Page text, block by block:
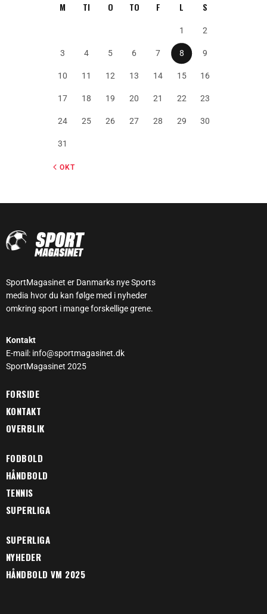
M TI O TO F L S
1 2
3 4 5 6 7 8 9
10 11 12 13 14 15 16
17 18 19 20 21 22 23
24 25 26 27 28 29 30
31
« OKT
SportMagasinet er Danmarks nye Sports
media hvor du kan følge med i nyheder
omkring sport i mange forskellige grene.
Kontakt
E-mail: info@sportmagasinet.dk
SportMagasinet 2025
FORSIDE
KONTAKT
OVERBLIK
FODBOLD
HÅNDBOLD
TENNIS
SUPERLIGA
SUPERLIGA
NYHEDER
HÅNDBOLD VM 2025